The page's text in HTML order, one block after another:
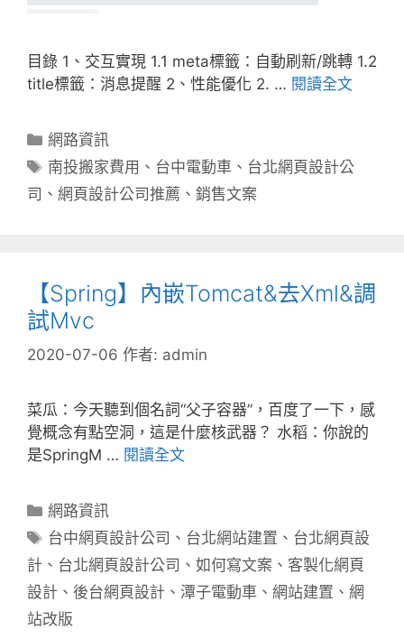
目錄 1、交互實現 1.1 meta標籤：自動刷新/跳轉 1.2
title標籤：消息提醒 2、性能優化 2. … 閱讀全文
分
類
網路資訊
標
籤
南投搬家費用 、 台中電動車 、 台北網頁設計公
司 、 網頁設計公司推薦 、 銷售文案
【Spring】內嵌Tomcat&去Xml&調
試Mvc
2020-07-06 作者: admin
菜瓜：今天聽到個名詞“父子容器”，百度了一下，感
覺概念有點空洞，這是什麼核武器？ 水稻：你說的
是SpringM … 閱讀全文
分
類
網路資訊
標
籤
台中網頁設計公司 、 台北網站建置 、 台北網頁設
計 、 台北網頁設計公司 、 如何寫文案 、 客製化網頁
設計 、 後台網頁設計 、 潭子電動車 、 網站建置 、 網
站改版